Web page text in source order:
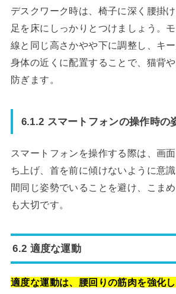
デスクワーク時は、椅子に深く腰掛け
足を床にしっかりとつけましょう。
線と同じ高さかやや下に調整し、キ
身体の近くに配置することで、猫背
防ぎます。
6.1.2 スマートフォンの操作時の
スマートフォンを操作する際は、画
ち上げ、首を前に傾けないように意
間同じ姿勢でいることを避け、こま
も大切です。
6.2 適度な運動
適度な運動は、腰回りの筋肉を強化